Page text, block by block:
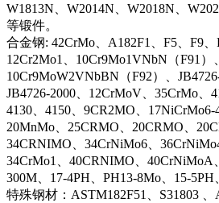
W1813N、W2014N、W2018N、
等锻件。
合金钢: 42CrMo、A182F1、F5、F9、
12Cr2Mo1、10Cr9Mo1VNbN（F91）、
10Cr9MoW2VNbBN（F92）、
JB4726-2000、12CrMoV、35CrMo、
4130、4150、9CR2MO、17NiCrMo6-
20MnMo、25CRMO、20CRMO、
34CRNIMO、34CrNiMo6、
34CrMo1、40CRNIMO、40CrNiMoA
300M、17-4PH、PH13-8Mo、15-5PH
特殊钢材：ASTM182F51、S31803 、